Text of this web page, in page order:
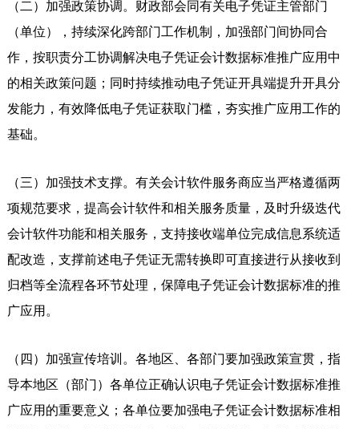
（二）加强政策协调。财政部会同有关电子凭证主管部门
（单位），持续深化跨部门工作机制，加强部门间协同合
作，按职责分工协调解决电子凭证会计数据标准推广应用中
的相关政策问题；同时持续推动电子凭证开具端提升开具分
发能力，有效降低电子凭证获取门槛，夯实推广应用工作的
基础。
（三）加强技术支撑。有关会计软件服务商应当严格遵循两
项规范要求，提高会计软件和相关服务质量，及时升级迭代
会计软件功能和相关服务，支持接收端单位完成信息系统适
配改造，支撑前述电子凭证无需转换即可直接进行从接收到
归档等全流程各环节处理，保障电子凭证会计数据标准的推
广应用。
（四）加强宣传培训。各地区、各部门要加强政策宣贯，指
导本地区（部门）各单位正确认识电子凭证会计数据标准推
广应用的重要意义；各单位要加强电子凭证会计数据标准相